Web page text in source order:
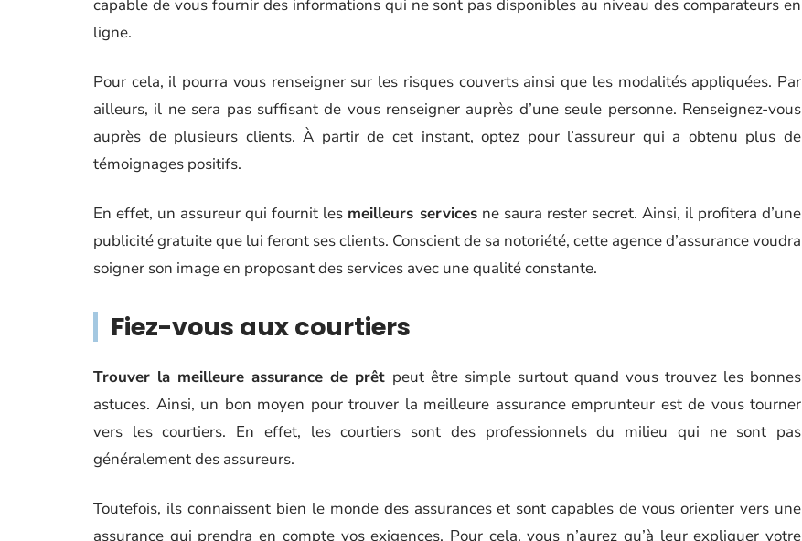
capable de vous fournir des informations qui ne sont pas disponibles au niveau des comparateurs en
ligne.
Pour cela, il pourra vous renseigner sur les risques couverts ainsi que les modalités appliquées. Par
ailleurs, il ne sera pas suffisant de vous renseigner auprès d’une seule personne. Renseignez-vous
auprès de plusieurs clients. À partir de cet instant, optez pour l’assureur qui a obtenu plus de
témoignages positifs.
En effet, un assureur qui fournit les meilleurs servicesne saura rester secret. Ainsi, il profitera d’une
publicité gratuite que lui feront ses clients. Conscient de sa notoriété, cette agence d’assurance voudra
soigner son image en proposant des services avec une qualité constante.
Fiez-vous aux courtiers
Trouver la meilleure assurance de prêt peut être simple surtout quand vous trouvez les bonnes
astuces. Ainsi, un bon moyen pour trouver la meilleure assurance emprunteur est de vous tourner
vers les courtiers. En effet, les courtiers sont des professionnels du milieu qui ne sont pas
généralement des assureurs.
Toutefois, ils connaissent bien le monde des assurances et sont capables de vous orienter vers une
assurance qui prendra en compte vos exigences. Pour cela, vous n’aurez qu’à leur expliquer votre